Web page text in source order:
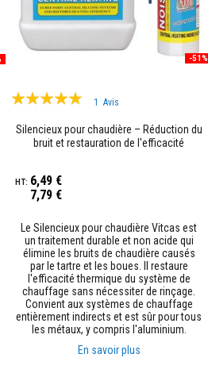
-51%
Évaluation:
1Avis
Silencieux pour chaudière – Réduction du
bruit et restauration de l'efficacité
7,79 €
6,49 €
Le Silencieux pour chaudière Vitcas est
un traitement durable et non acide qui
élimine les bruits de chaudière causés
par le tartre et les boues. Il restaure
l'efficacité thermique du système de
chauffage sans nécessiter de rinçage.
Convient aux systèmes de chauffage
entièrement indirects et est sûr pour tous
les métaux, y compris l'aluminium.
En savoir plus